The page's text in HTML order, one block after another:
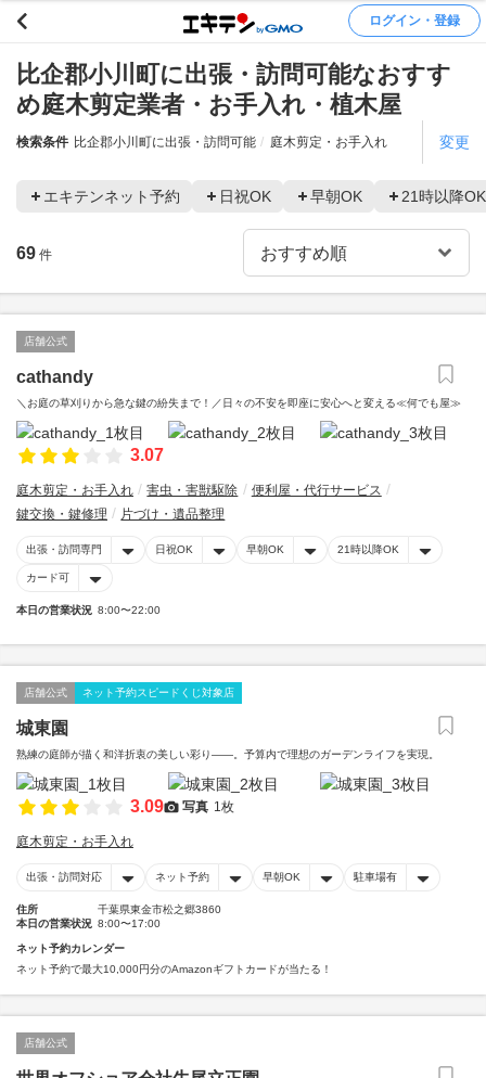
ログイン・登録
比企郡小川町に出張・訪問可能なおすす
め庭木剪定業者・お手入れ・植木屋
検索条件 比企郡小川町に出張・訪問可能 庭木剪定・お手入れ 変更
エキテンネット予約 日祝OK 早朝OK 21時以降OK
69 件
店舗公式
cathandy
＼お庭の草刈りから急な鍵の紛失まで！／日々の不安を即座に安心へと変える≪何でも屋≫
3.07
庭木剪定・お手入れ 害虫・害獣駆除
便利屋・代行サービス
鍵交換・鍵修理
片づけ・遺品整理
出張・訪問専門 日祝OK 早朝OK 21時以降OK
カード可
本日の営業状況 8:00〜22:00
店舗公式 ネット予約スピードくじ対象店
城東園
熟練の庭師が描く和洋折衷の美しい彩り――。予算内で理想のガーデンライフを実現。
3.09 写真 1枚
庭木剪定・お手入れ
出張・訪問対応 ネット予約 早朝OK 駐車場有
住所
千葉県東金市松之郷3860
本日の営業状況 8:00〜17:00
ネット予約カレンダー
ネット予約で最大10,000円分のAmazonギフトカードが当たる！
店舗公式